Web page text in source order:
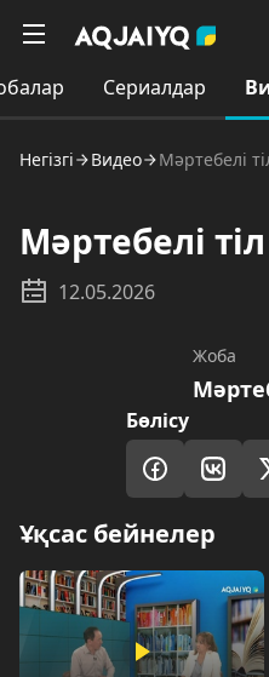
Сериалдар
Негізгі Видео Мәртебелі
Мәртебелі
12.05.2026
Жоба
Бөлісу
Ұқсас бейнелер